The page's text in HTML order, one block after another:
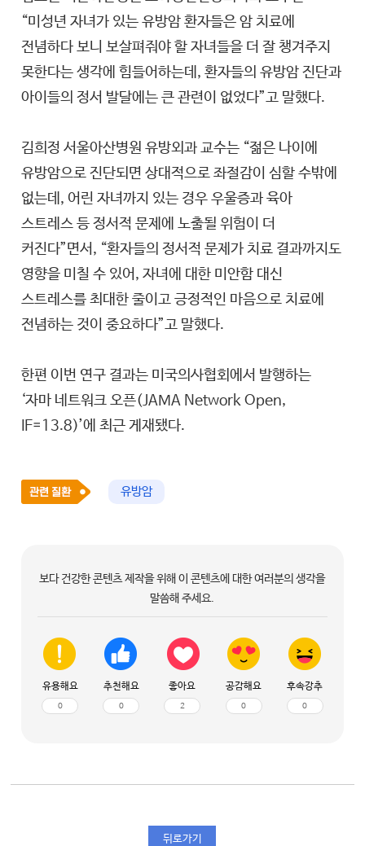
“미성년 자녀가 있는 유방암 환자들은 암 치료에
전념하다 보니 보살펴줘야 할 자녀들을 더 잘 챙겨주지
못한다는 생각에 힘들어하는데, 환자들의 유방암 진단과
아이들의 정서 발달에는 큰 관련이 없었다”고 말했다.
김희정 서울아산병원 유방외과 교수는 “젊은 나이에
유방암으로 진단되면 상대적으로 좌절감이 심할 수밖에
없는데, 어린 자녀까지 있는 경우 우울증과 육아
스트레스 등 정서적 문제에 노출될 위험이 더
커진다”면서, “환자들의 정서적 문제가 치료 결과까지도
영향을 미칠 수 있어, 자녀에 대한 미안함 대신
스트레스를 최대한 줄이고 긍정적인 마음으로 치료에
전념하는 것이 중요하다”고 말했다.
한편 이번 연구 결과는 미국의사협회에서 발행하는
‘자마 네트워크 오픈(JAMA Network Open,
IF=13.8)’에 최근 게재됐다.
유방암
보다 건강한 콘텐츠 제작을 위해 이 콘텐츠에 대한 여러분의 생각을
말씀해 주세요.
유용해요
0
추천해요
0
좋아요
2
공감해요
0
후속강추
0
뒤로가기